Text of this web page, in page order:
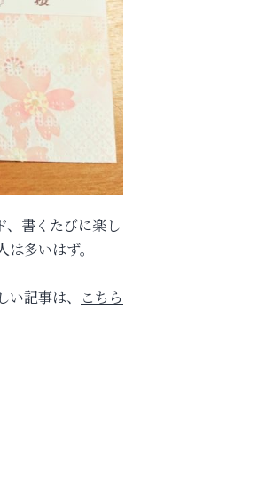
、書くたびに楽し
多いはず。
い記事は、
こちら